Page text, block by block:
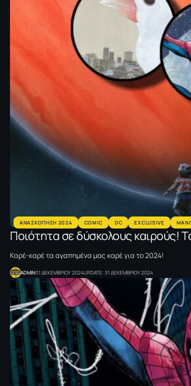
AΝΑΣΚΟΠΗΣΗ 2024 COMIC DC EXCLUSIVE
Ποιότητα σε δύσκολους καιρούς!
Kαρέ-καρέ τα αγαπημένα μας καρέ για το 2024!
ADMIN31 ΔΕΚΕΜΒΡΙΟΥ 2024UPDATE: 31 ΔΕΚΕΜΒΡΙΟΥ 2024